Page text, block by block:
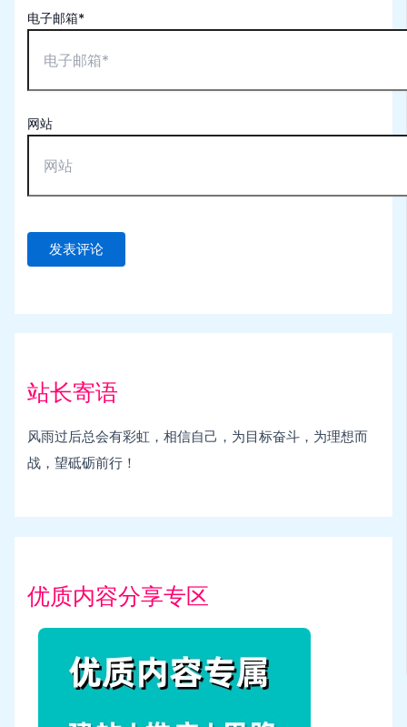
电子邮箱*
网站
站长寄语
风雨过后总会有彩虹，相信自己，为目标奋斗，为理想而
战，望砥砺前行！
优质内容分享专区